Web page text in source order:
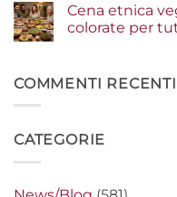
fanno
differenza
i
segreti
per
filanti
perfetti
su
Piadine
e
originali
per
leggere
Cena etnica
colorate per
Cena
etnica
e
COMMENTI RECENTI
CATEGORIE